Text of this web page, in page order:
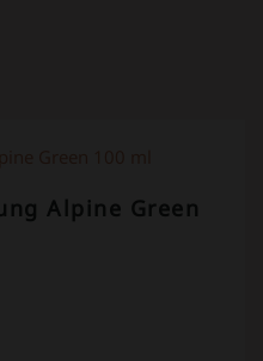
Alpine Green